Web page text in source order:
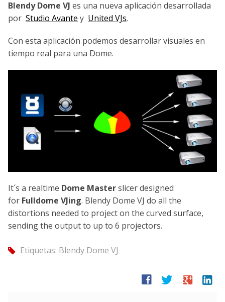
Contacto
Crear Cuenta
Blendy Dome VJ es una nueva aplicación desarrollada
por Studio Avante y United VJs.
Con esta aplicación podemos desarrollar visuales en
tiempo real para una Dome.
It´s a realtime Dome Masterslicer designed
for Fulldome VJing. Blendy Dome VJ do all the
distortions needed to project on the curved surface,
sending the output to up to 6 projectors.
tag Etiquetas: Blendy Dome VJ
facebook twitter google linkedin